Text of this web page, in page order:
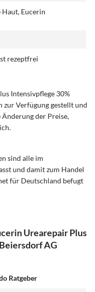
Haut, Eucerin
rezeptfrei
Intensivpflege 30%
zur Verfügung gestellt und
der Preise,
sind alle im
und damit zum Handel
für Deutschland befugt
Urearepair Plus
AG
Ratgeber